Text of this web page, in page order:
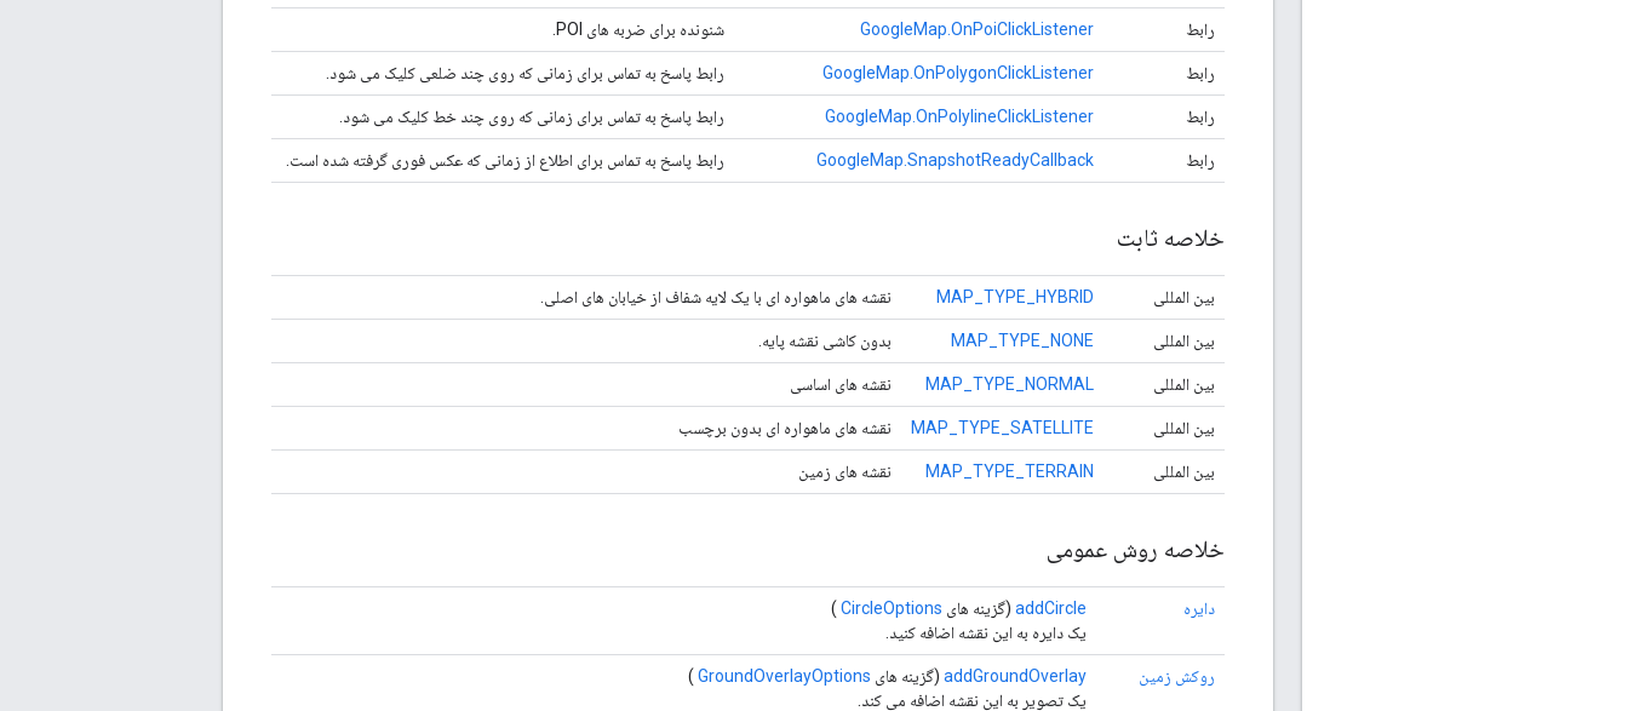
رابط GoogleMap.OnPoiClickListener شنونده برای ضربه های POI.
رابط GoogleMap.OnPolygonClickListener رابط پاسخ به تماس برای زمانی که روی چند ضلعی کلیک می شود.
رابط GoogleMap.OnPolylineClickListener رابط پاسخ به تماس برای زمانی که روی چند خط کلیک می شود.
رابط GoogleMap.SnapshotReadyCallback رابط پاسخ به تماس برای اطلاع از زمانی که عکس فوری گرفته شده است.
خلاصه ثابت
بین المللی MAP_TYPE_HYBRID نقشه های ماهواره ای با یک لایه شفاف از خیابان های اصلی.
بین المللی MAP_TYPE_NONE بدون کاشی نقشه پایه.
بین المللی MAP_TYPE_NORMAL نقشه های اساسی
بین المللی MAP_TYPE_SATELLITE نقشه های ماهواره ای بدون برچسب
بین المللی MAP_TYPE_TERRAIN نقشه های زمین
خلاصه روش عمومی
دایره addCircle (گزینه های CircleOptions
)
یک دایره به این نقشه اضافه کنید.
روکش زمین addGroundOverlay (گزینه های GroundOverlayOptions
)
یک تصویر به این نقشه اضافه می کند.